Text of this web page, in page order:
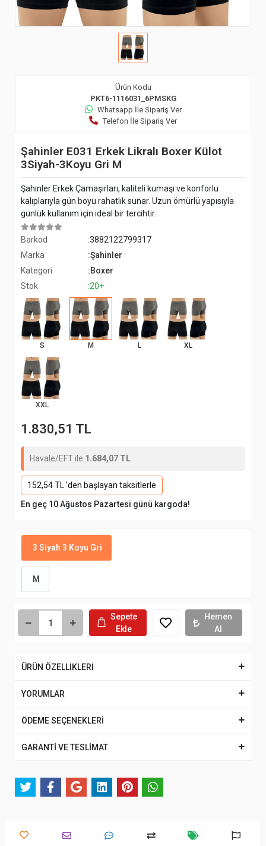
Ürün Kodu
PKT6-1116031_6PMSKG
Whatsapp İle Sipariş Ver
Telefon İle Sipariş Ver
Şahinler E031 Erkek Likralı Boxer Külot
3Siyah-3Koyu Gri M
Şahinler Erkek Çamaşırları, kaliteli kumaşı ve konforlu
kalıplarıyla gün boyu rahatlık sunar. Uzun ömürlü yapısıyla
günlük kullanım için ideal bir tercihtir.
Barkod
:3882122799317
Marka
:Şahinler
Kategori
:Boxer
Stok
:20+
S M L XL
XXL
1.830,51 TL
Havale/EFT ile 1.684,07 TL
152,54 TL 'den başlayan taksitlerle
En geç 10 Ağustos Pazartesi günü kargoda!
3 Siyah 3 Koyu Gri
M
Sepete
Ekle
Hemen
Al
ÜRÜN ÖZELLİKLERİ
YORUMLAR
ÖDEME SEÇENEKLERİ
GARANTİ VE TESLİMAT